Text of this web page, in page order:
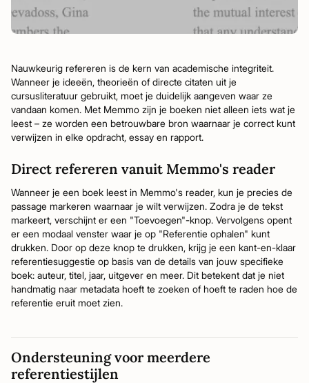
Nauwkeurig refereren is de kern van academische integriteit.
Wanneer je ideeën, theorieën of directe citaten uit je
cursusliteratuur gebruikt, moet je duidelijk aangeven waar ze
vandaan komen. Met Memmo zijn je boeken niet alleen iets wat je
leest – ze worden een betrouwbare bron waarnaar je correct kunt
verwijzen in elke opdracht, essay en rapport.
Direct refereren vanuit Memmo's reader
Wanneer je een boek leest in Memmo's reader, kun je precies de
passage markeren waarnaar je wilt verwijzen. Zodra je de tekst
markeert, verschijnt er een "Toevoegen"-knop. Vervolgens opent
er een modaal venster waar je op "Referentie ophalen" kunt
drukken. Door op deze knop te drukken, krijg je een kant-en-klaar
referentiesuggestie op basis van de details van jouw specifieke
boek: auteur, titel, jaar, uitgever en meer. Dit betekent dat je niet
handmatig naar metadata hoeft te zoeken of hoeft te raden hoe de
referentie eruit moet zien.
Ondersteuning voor meerdere
referentiestijlen